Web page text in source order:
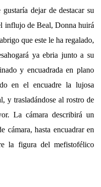
dejar de destacar su
influjo de Beal, Donna huirá
que este le ha regalado,
ya ebria junto a su
y encuadrada en plano
en el encuadre la lujosa
y trasladándose al rostro de
La cámara describirá un
cámara, hasta encuadrar en
la figura del mefistofélico